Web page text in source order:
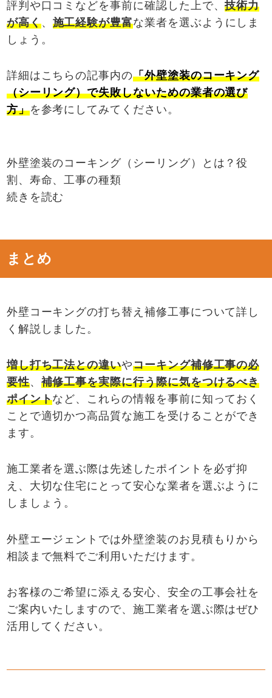
評判や口コミなどを事前に確認した上で、技術力
が高く、 施工経験が豊富な業者を選ぶようにしま
しょう。
詳細はこちらの記事内の「外壁塗装のコーキング
（シーリング）で失敗しないための業者の選び
方」を参考にしてみてください。
外壁塗装のコーキング（シーリング）とは？役
割、寿命、工事の種類
続きを読む
まとめ
外壁コーキングの打ち替え補修工事について詳し
く解説しました。
増し打ち工法との違いやコーキング補修工事の必
要性、 補修工事を実際に行う際に気をつけるべき
ポイントなど、これらの情報を事前に知っておく
ことで適切かつ高品質な施工を受けることができ
ます。
施工業者を選ぶ際は先述したポイントを必ず抑
え、大切な住宅にとって安心な業者を選ぶように
しましょう。
外壁エージェントでは外壁塗装のお見積もりから
相談まで無料でご利用いただけます。
お客様のご希望に添える安心、安全の工事会社を
ご案内いたしますので、施工業者を選ぶ際はぜひ
活用してください。